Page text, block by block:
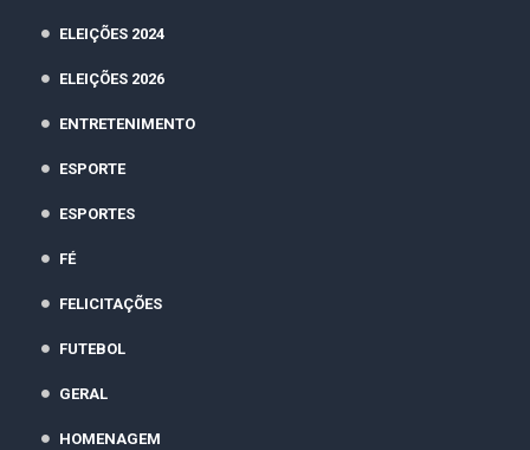
ELEIÇÕES 2024
ELEIÇÕES 2026
ENTRETENIMENTO
ESPORTE
ESPORTES
FÉ
FELICITAÇÕES
FUTEBOL
GERAL
HOMENAGEM